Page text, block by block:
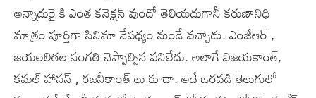
అన్నాదురై కి ఎంత కనెక్షన్ వుందో తెలియదుగానీ కరుణానిధి
మాత్రం పూర్తిగా సినిమా నేపధ్యం నుండే వచ్చాడు. ఎంజీఆర్ ,
జయలలితల సంగతి చెప్పాల్సిన పనిలేదు. అలాగే విజయకాంత్,
కమల్ హాసన్ , రజనీకాంత్ లు కూడా. అదే ఒరవడి తెలుగులో